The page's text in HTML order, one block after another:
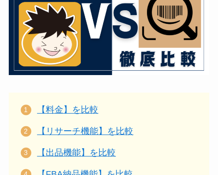
【料金】を比較
【リサーチ機能】を比較
【出品機能】を比較